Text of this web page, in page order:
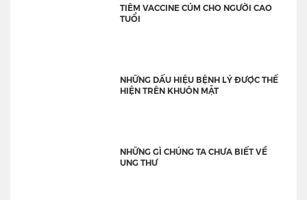
TIÊM VACCINE CÚM CHO NGƯỜI CAO
TUỔI
NHỮNG DẤU HIỆU BỆNH LÝ ĐƯỢC THỂ
HIỆN TRÊN KHUÔN MẶT
NHỮNG GÌ CHÚNG TA CHƯA BIẾT VỀ
UNG THƯ